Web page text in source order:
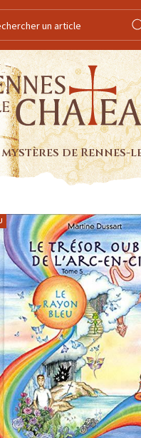
mystères de Rennes-